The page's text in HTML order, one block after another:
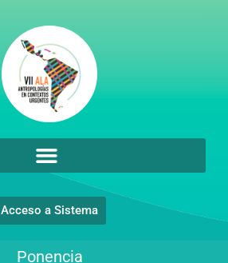
Acceso a Sistema
Ponencia